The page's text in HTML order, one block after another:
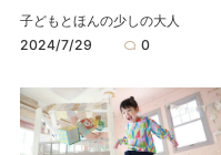
子どもとほんの少しの大人
2024/7/29
0